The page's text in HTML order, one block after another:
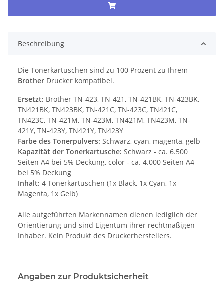
Beschreibung
Die Tonerkartuschen sind zu 100 Prozent zu Ihrem
Brother Drucker kompatibel.
Ersetzt: Brother TN-423, TN-421, TN-421BK, TN-423BK,
TN421BK, TN423BK, TN-421C, TN-423C, TN421C,
TN423C, TN-421M, TN-423M, TN421M, TN423M, TN-
421Y, TN-423Y, TN421Y, TN423Y
Farbe des Tonerpulvers: Schwarz, cyan, magenta, gelb
Kapazität der Tonerkartusche: Schwarz - ca. 6.500
Seiten A4 bei 5% Deckung, color - ca. 4.000 Seiten A4
bei 5% Deckung
Inhalt: 4 Tonerkartuschen (1x Black, 1x Cyan, 1x
Magenta, 1x Gelb)
Alle aufgeführten Markennamen dienen lediglich der
Orientierung und sind Eigentum ihrer rechtmäßigen
Inhaber. Kein Produkt des Druckerherstellers.
Angaben zur Produktsicherheit